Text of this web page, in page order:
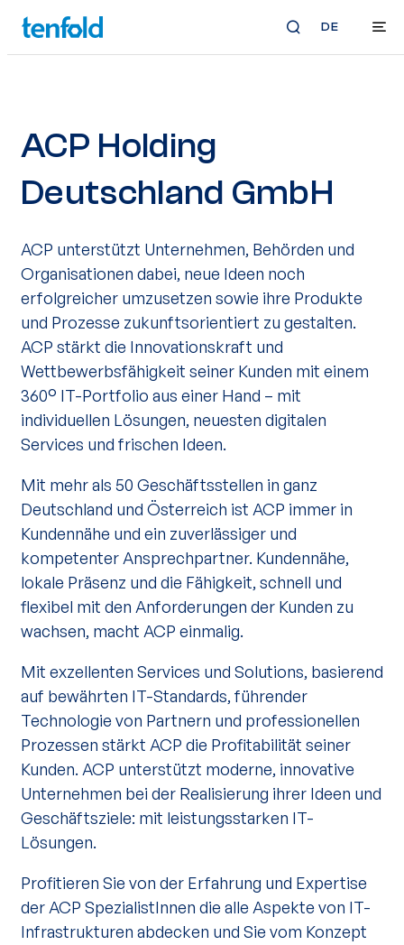
DE
ACP Holding
Deutschland GmbH
ACP unterstützt Unternehmen, Behörden und
Organisationen dabei, neue Ideen noch
erfolgreicher umzusetzen sowie ihre Produkte
und Prozesse zukunftsorientiert zu gestalten.
ACP stärkt die Innovationskraft und
Wettbewerbsfähigkeit seiner Kunden mit einem
360° IT-Portfolio aus einer Hand – mit
individuellen Lösungen, neuesten digitalen
Services und frischen Ideen.
Mit mehr als 50 Geschäftsstellen in ganz
Deutschland und Österreich ist ACP immer in
Kundennähe und ein zuverlässiger und
kompetenter Ansprechpartner. Kundennähe,
lokale Präsenz und die Fähigkeit, schnell und
flexibel mit den Anforderungen der Kunden zu
wachsen, macht ACP einmalig.
Mit exzellenten Services und Solutions, basierend
auf bewährten IT-Standards, führender
Technologie von Partnern und professionellen
Prozessen stärkt ACP die Profitabilität seiner
Kunden. ACP unterstützt moderne, innovative
Unternehmen bei der Realisierung ihrer Ideen und
Geschäftsziele: mit leistungsstarken IT-
Lösungen.
Profitieren Sie von der Erfahrung und Expertise
der ACP SpezialistInnen die alle Aspekte von IT-
Infrastrukturen abdecken und Sie vom Konzept